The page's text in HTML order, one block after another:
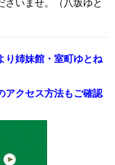
り姉妹館・室町ゆとね
アクセス方法もご確認